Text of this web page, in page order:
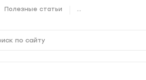
Полезные статьи ...